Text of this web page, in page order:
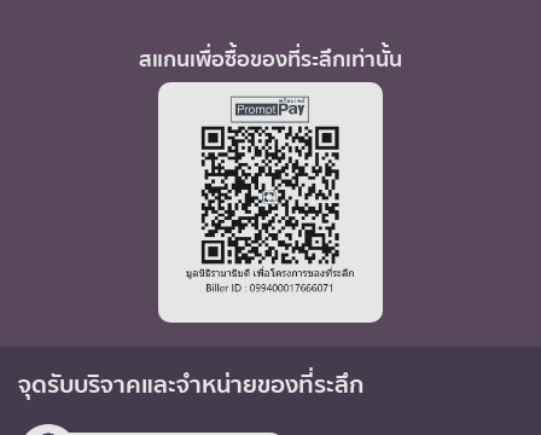
สแกนเพื่อซื้อของที่ระลึกเท่านั้น
จุดรับบริจาคและจำหน่ายของที่ระลึก